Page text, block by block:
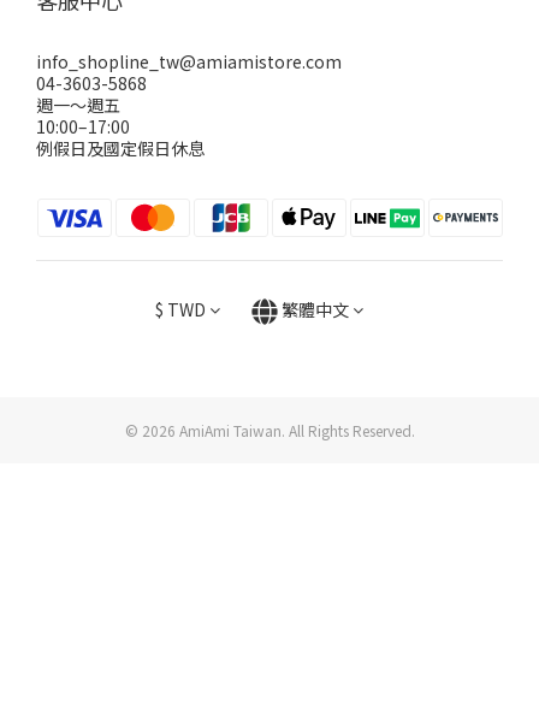
info_shopline_tw@amiamistore.com
04-3603-5868
週一～週五
10:00–17:00
例假日及國定假日休息
$ TWD 繁體中文
© 2026 AmiAmi Taiwan. All Rights Reserved.